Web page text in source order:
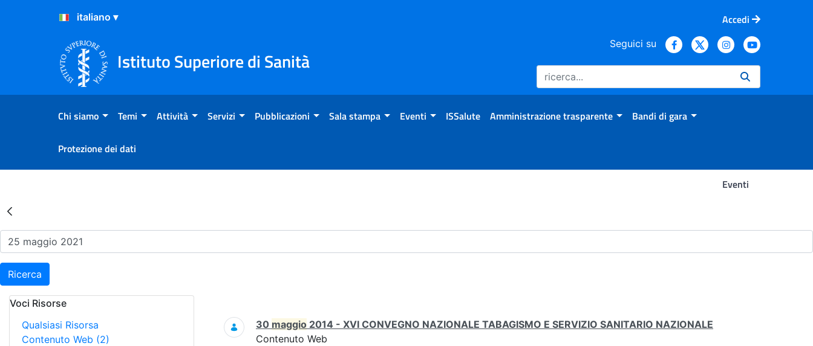
Salta al Contenuto
Salta al Footer
Accedi
Istituto Superiore di Sanità
Seguici su
Chi siamo Temi Attività Servizi Pubblicazioni Sala stampa Eventi ISSalute Amministrazione trasparente Bandi di gara
Protezione dei dati
Eventi
Risultati della Ricerca - Eventi
Ricerca
Voci Risorse
Qualsiasi Risorsa
Contenuto Web (2)
Ricerca
30 maggio 2014 - XVI CONVEGNO NAZIONALE TABAGISMO E SERVIZIO SANITARIO NAZIONALE
Contenuto Web